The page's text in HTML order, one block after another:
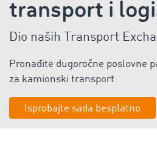
transport i
Dio naših Transport
Pronađite dugoročne poslovne
za kamionski transport
Isprobajte sada besplatno